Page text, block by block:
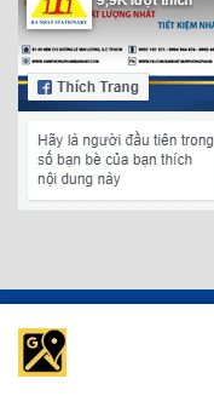
Copyright ©